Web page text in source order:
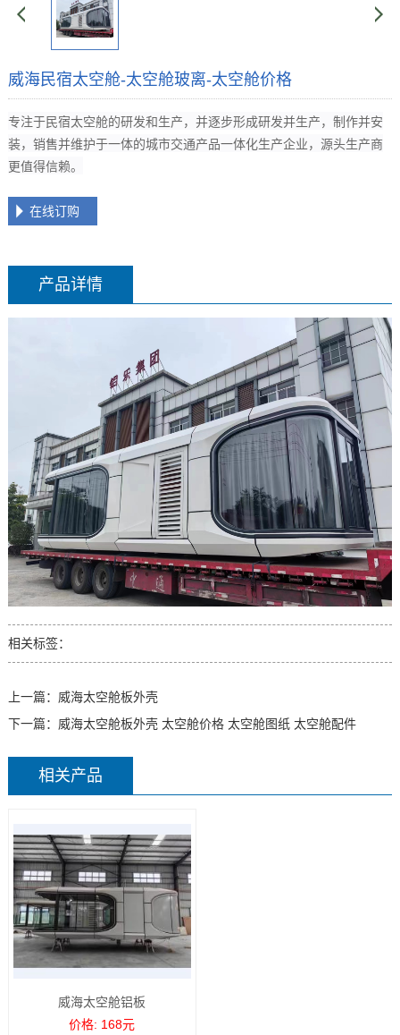
威海民宿太空舱-太空舱玻离-太空舱价格
专注于民宿太空舱的研发和生产，并逐步形成研发并生产，制作并安
装，销售并维护于一体的城市交通产品一体化生产企业，源头生产商
更值得信赖。
在线订购
产品详情
相关标签：
上一篇： 威海太空舱板外壳
下一篇： 威海太空舱板外壳 太空舱价格 太空舱图纸 太空舱配件
相关产品
威海太空舱铝板
价格: 168元